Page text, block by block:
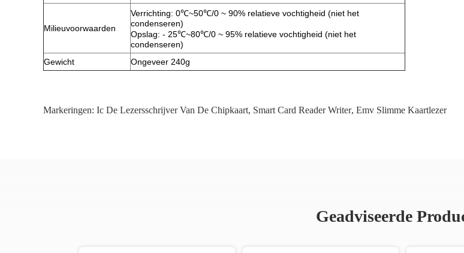
Milieuvoorwaarden
Verrichting: 0℃~50℃/0 ~ 90% relatieve vochtigheid (niet het
condenseren)
Opslag: - 25℃~80℃/0 ~ 95% relatieve vochtigheid (niet het
condenseren)
Gewicht
Ongeveer 240g
Markeringen: Ic De Lezersschrijver Van De Chipkaart, Smart Card Reader Writer, Emv Slimme Kaartlezer
Geadviseerde